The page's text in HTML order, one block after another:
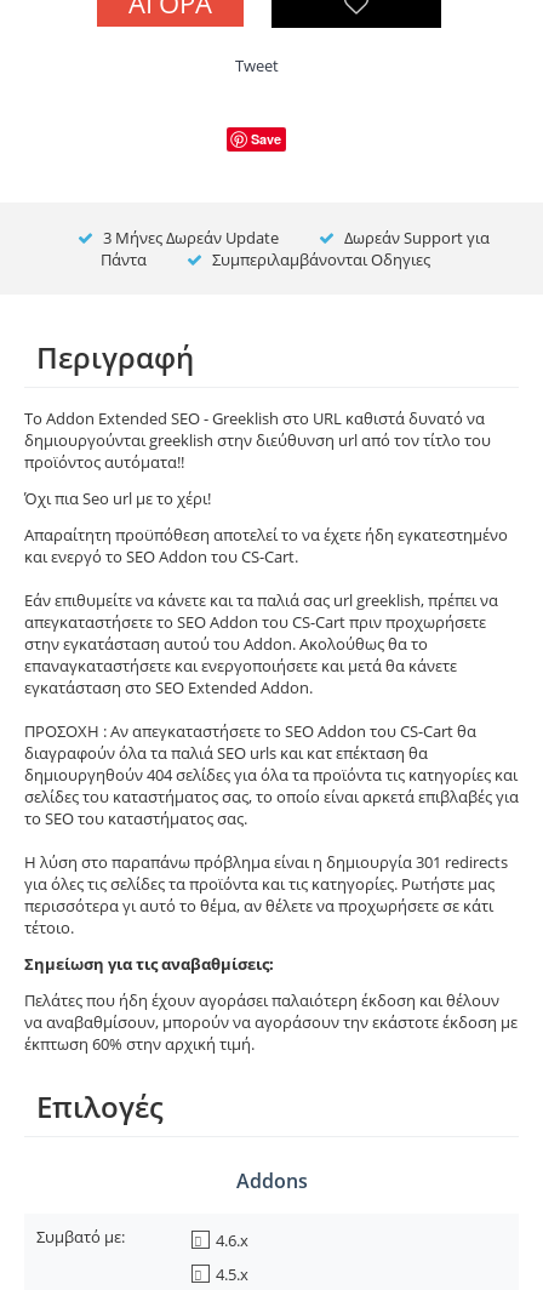
Tweet
Save
3 Μήνες Δωρεάν Update
Δωρεάν Support για
Πάντα
Συμπεριλαμβάνονται Οδηγιες
Περιγραφή
To Addon Extended SEO - Greeklish στο URL καθιστά δυνατό να
δημιουργούνται greeklish στην διεύθυνση url από τον τίτλο του
προϊόντος αυτόματα!!
Όχι πια Seo url με το χέρι!
Απαραίτητη προϋπόθεση αποτελεί το να έχετε ήδη εγκατεστημένο
και ενεργό το SEO Addon του CS-Cart.
Εάν επιθυμείτε να κάνετε και τα παλιά σας url greeklish, πρέπει να
απεγκαταστήσετε το SEO Addon του CS-Cart πριν προχωρήσετε
στην εγκατάσταση αυτού του Addon. Ακολούθως θα το
επαναγκαταστήσετε και ενεργοποιήσετε και μετά θα κάνετε
εγκατάσταση στο SEΟ Extended Addon.
ΠΡΟΣΟΧΗ : Αν απεγκαταστήσετε το SEO Addon του CS-Cart θα
διαγραφούν όλα τα παλιά SEO urls και κατ επέκταση θα
δημιουργηθούν 404 σελίδες για όλα τα προϊόντα τις κατηγορίες και
σελίδες του καταστήματος σας, το οποίο είναι αρκετά επιβλαβές για
το SEO του καταστήματος σας.
Η λύση στο παραπάνω πρόβλημα είναι η δημιουργία 301 redirects
για όλες τις σελίδες τα προϊόντα και τις κατηγορίες. Ρωτήστε μας
περισσότερα γι αυτό το θέμα, αν θέλετε να προχωρήσετε σε κάτι
τέτοιο.
Σημείωση για τις αναβαθμίσεις:
Πελάτες που ήδη έχουν αγοράσει παλαιότερη έκδοση και θέλουν
να αναβαθμίσουν, μπορούν να αγοράσουν την εκάστοτε έκδοση με
έκπτωση 60% στην αρχική τιμή.
Επιλογές
Addons
Συμβατό με:
4.6.x
4.5.x